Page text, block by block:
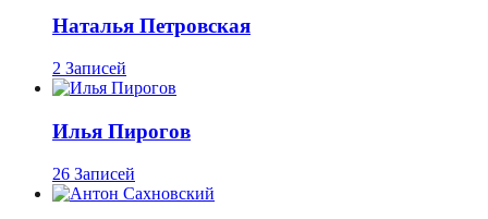
Наталья Петровская
2 Записей
Илья Пирогов
26 Записей